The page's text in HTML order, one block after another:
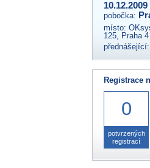
pobočka:
místo:
125, Praha 4
přednášející:
Registrace
0
potvrzených
registrací